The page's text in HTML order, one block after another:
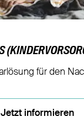
für den
Jetzt informieren